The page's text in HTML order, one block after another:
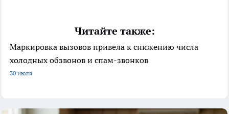
Читайте также:
Маркировка вызовов привела к снижению числа
холодных обзвонов и спам-звонков
30 июля